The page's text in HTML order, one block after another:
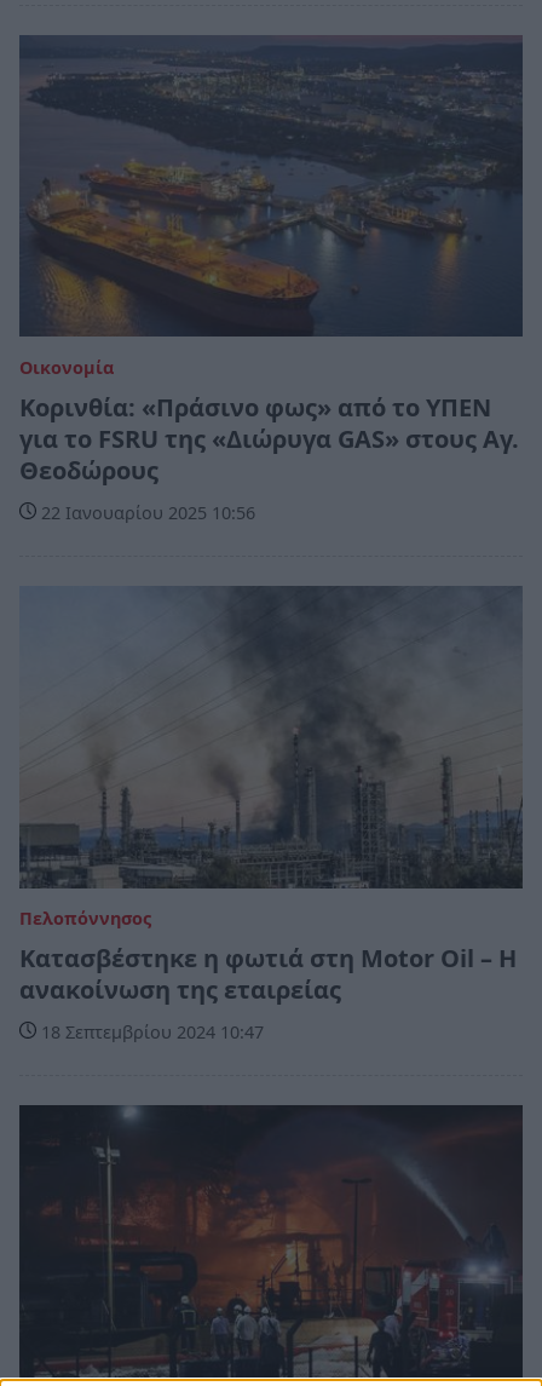
Οικονομία
Κορινθία: «Πράσινο φως» από το ΥΠΕΝ
για το FSRU της «Διώρυγα GAS» στους Αγ.
Θεοδώρους
22 Ιανουαρίου 2025 10:56
Πελοπόννησος
Κατασβέστηκε η φωτιά στη Motor Oil – Η
ανακοίνωση της εταιρείας
18 Σεπτεμβρίου 2024 10:47